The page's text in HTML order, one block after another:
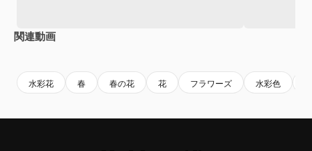
関連動画
水彩花 春 春の花 花 フラワーズ 水彩色